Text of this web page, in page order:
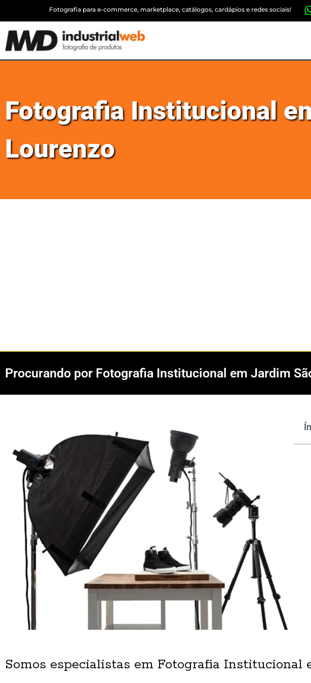
Fotografia para e-commerce, marketplace, catálogos, cardápios e redes sociais!
Fotografia Institucional
Lourenzo
Procurando por Fotografia Institucional em Jardim
Somos especialistas em Fotografia Institucional